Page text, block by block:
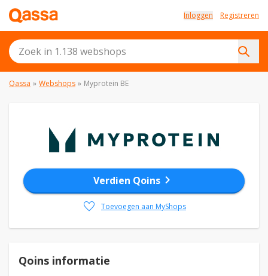
Inloggen Registreren
Qassa » Webshops » Myprotein BE
Verdien Qoins chevron_right
favorite
Toevoegen aan MyShops
Qoins informatie